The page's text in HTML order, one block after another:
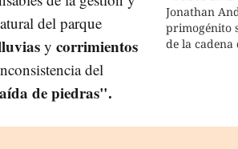
Jonathan
primogénito
de la cadena
del parque
y corrimientos
del
de piedras".